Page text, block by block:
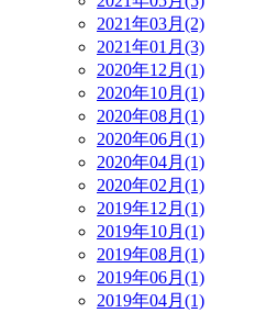
2021年03月(2)
2021年01月(3)
2020年12月(1)
2020年10月(1)
2020年08月(1)
2020年06月(1)
2020年04月(1)
2020年02月(1)
2019年12月(1)
2019年10月(1)
2019年08月(1)
2019年06月(1)
2019年04月(1)